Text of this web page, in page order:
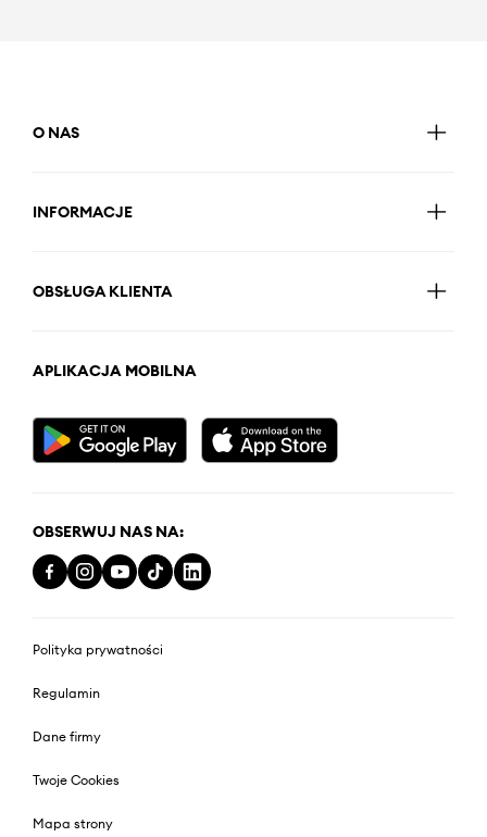
O NAS
INFORMACJE
OBSŁUGA KLIENTA
APLIKACJA MOBILNA
OBSERWUJ NAS NA:
Polityka prywatności
Regulamin
Dane firmy
Twoje Cookies
Mapa strony